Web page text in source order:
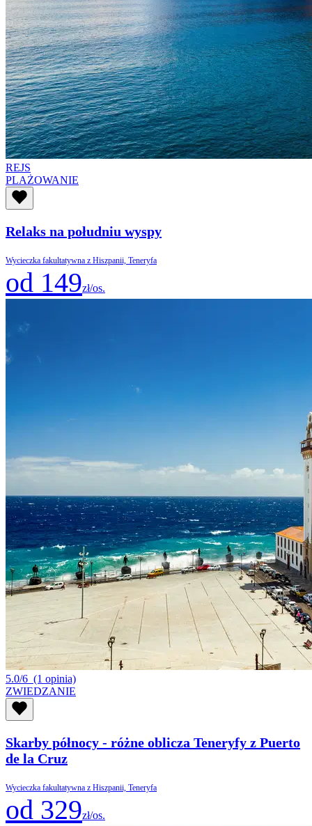
REJS
PLAŻOWANIE
Relaks na południu wyspy
Wycieczka fakultatywna z Hiszpanii, Teneryfa
od 149zł/os.
5.0/6 (1 opinia)
ZWIEDZANIE
Skarby północy - różne oblicza Teneryfy z Puerto
de la Cruz
Wycieczka fakultatywna z Hiszpanii, Teneryfa
od 329zł/os.